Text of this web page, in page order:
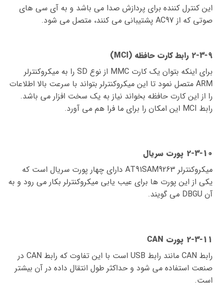
این کنترل کننده برای پردازش صدا می باشد و به آی سی های
صوتی که از AC97 پشتیبانی می کنند، متصل می شود.
2-3-9 رابط کارت حافظه (MCI)
برای اینکه بتوان یک کارت MMC از نوع SD را به میکروکنترلر
ARM متصل نمود تا این میکروکنترلر بتواند با سرعت بالا اطلاعات
را از این کارت حافظه بخواند نیاز به یک سخت افزار می باشد.
رابط MCI این امکان را برای ما فرا هم می آورد.
2-3-10 پورت سریال
میکروکنترلر AT91SAM9263 دارای چهار پورت سریال است که
یکی از این پورت ها برای عیب یابی میکروکنترلر بکار می رود و به
آن DBGU می گویند.
2-3-11 پورت CAN
رابط CAN مانند رابط USB است با این تفاوت که رابط CAN در
صنعت استفاده می شود و حداکثر طول انتقال داده در آن بیشتر
است.